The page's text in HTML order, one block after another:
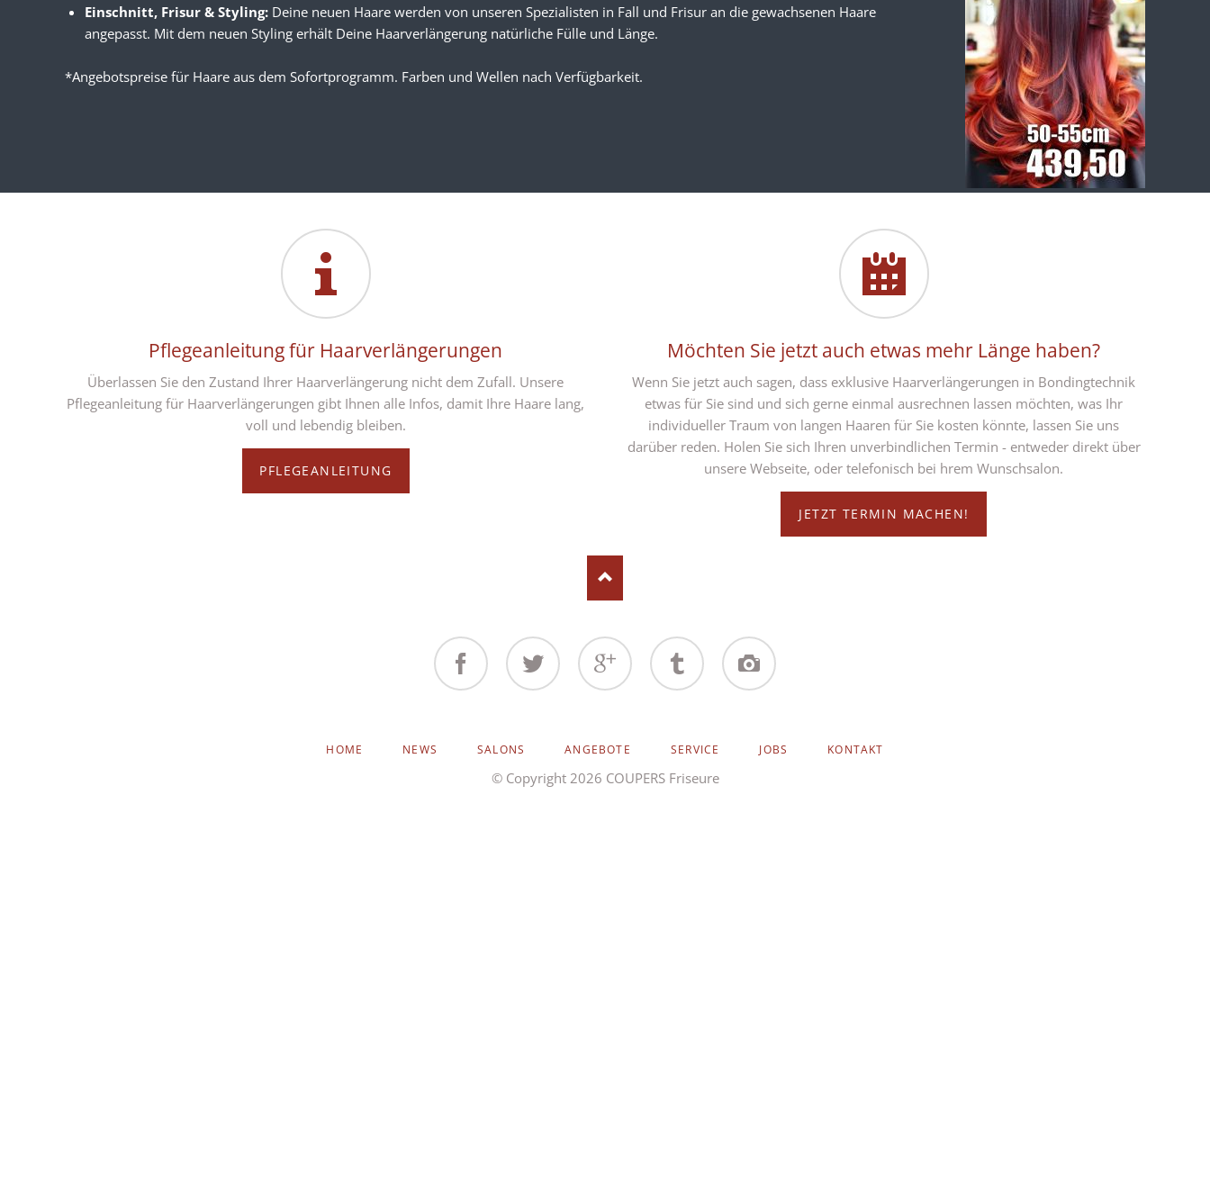
Einschnitt, Frisur & Styling: Deine neuen Haare werden von unseren Spezialisten in Fall und Frisur an die gewachsenen Haare
angepasst. Mit dem neuen Styling erhält Deine Haarverlängerung natürliche Fülle und Länge.
*Angebotspreise für Haare aus dem Sofortprogramm. Farben und Wellen nach Verfügbarkeit.
Pflegeanleitung für Haarverlängerungen
Überlassen Sie den Zustand Ihrer Haarverlängerung nicht dem Zufall. Unsere
Pflegeanleitung für Haarverlängerungen gibt Ihnen alle Infos, damit Ihre Haare lang,
voll und lebendig bleiben.
PFLEGEANLEITUNG
Möchten Sie jetzt auch etwas mehr Länge haben?
Wenn Sie jetzt auch sagen, dass exklusive Haarverlängerungen in Bondingtechnik
etwas für Sie sind und sich gerne einmal ausrechnen lassen möchten, was Ihr
individueller Traum von langen Haaren für Sie kosten könnte, lassen Sie uns
darüber reden. Holen Sie sich Ihren unverbindlichen Termin - entweder direkt über
unsere Webseite, oder telefonisch bei hrem Wunschsalon.
JETZT TERMIN MACHEN!
ÜBERSPRINGEN
HOME NEWS SALONS ANGEBOTE SERVICE JOBS KONTAKT
© Copyright 2026 COUPERS Friseure